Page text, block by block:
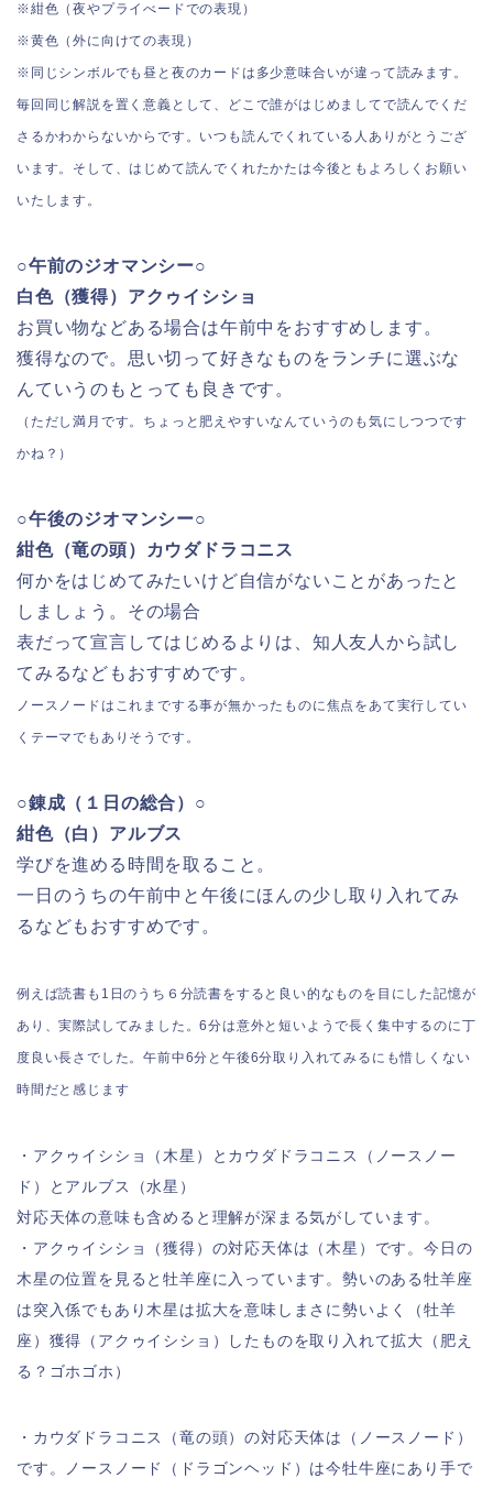
※紺色（夜やプライべードでの表現）
※黄色（外に向けての表現）
※同じシンボルでも昼と夜のカードは多少意味合いが違って読みます。
毎回同じ解説を置く意義として、どこで誰がはじめましてで読んでくだ
さるかわからないからです。いつも読んでくれている人ありがとうござ
います。そして、はじめて読んでくれたかたは今後ともよろしくお願い
いたします。
○午前のジオマンシー○
白色（獲得）アクゥイシショ
お買い物などある場合は午前中をおすすめします。
獲得なので。思い切って好きなものをランチに選ぶな
んていうのもとっても良きです。
（ただし満月です。ちょっと肥えやすいなんていうのも気にしつつです
かね？）
○午後のジオマンシー○
紺色（竜の頭）カウダドラコニス
何かをはじめてみたいけど自信がないことがあったと
しましょう。その場合
表だって宣言してはじめるよりは、知人友人から試し
てみるなどもおすすめです。
ノースノードはこれまでする事が無かったものに焦点をあて実行してい
くテーマでもありそうです。
○錬成（１日の総合）○
紺色（白）アルブス
学びを進める時間を取ること。
一日のうちの午前中と午後にほんの少し取り入れてみ
るなどもおすすめです。
例えば読書も1日のうち６分読書をすると良い的なものを目にした記憶が
あり、実際試してみました。6分は意外と短いようで長く集中するのに丁
度良い長さでした。午前中6分と午後6分取り入れてみるにも惜しくない
時間だと感じます
・アクゥイシショ（木星）とカウダドラコニス（ノースノー
ド）とアルブス（水星）
対応天体の意味も含めると理解が深まる気がしています。
・アクゥイシショ（獲得）の対応天体は（木星）です。今日の
木星の位置を見ると牡羊座に入っています。勢いのある牡羊座
は突入係でもあり木星は拡大を意味しまさに勢いよく（牡羊
座）獲得（アクゥイシショ）したものを取り入れて拡大（肥え
る？ゴホゴホ）
・カウダドラコニス（竜の頭）の対応天体は（ノースノード）
です。ノースノード（ドラゴンヘッド）は今牡牛座にあり手で